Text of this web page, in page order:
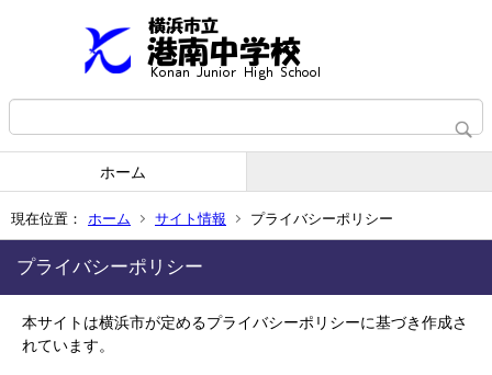
ホーム
現在位置： ホーム サイト情報 プライバシーポリシー
プライバシーポリシー
本サイトは横浜市が定めるプライバシーポリシーに基づき作成さ
れています。